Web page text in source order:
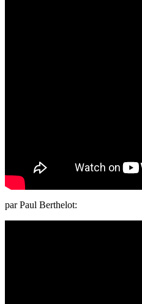
par Paul Berthelot: